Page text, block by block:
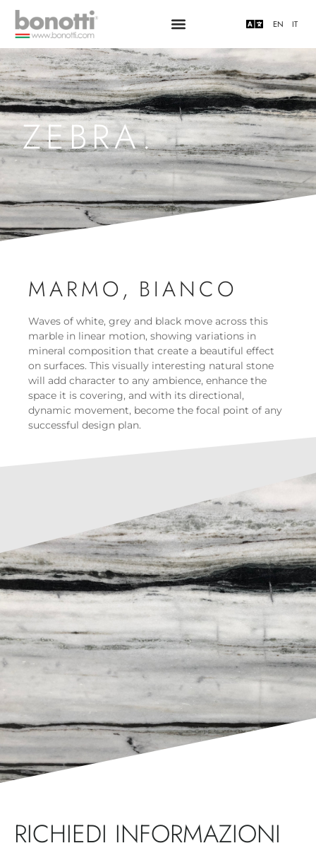
EN IT
ZEBRA.
MARMO, BIANCO
Waves of white, grey and black move across this
marble in linear motion, showing variations in
mineral composition that create a beautiful effect
on surfaces. This visually interesting natural stone
will add character to any ambience, enhance the
space it is covering, and with its directional,
dynamic movement, become the focal point of any
successful design plan.
RICHIEDI INFORMAZIONI